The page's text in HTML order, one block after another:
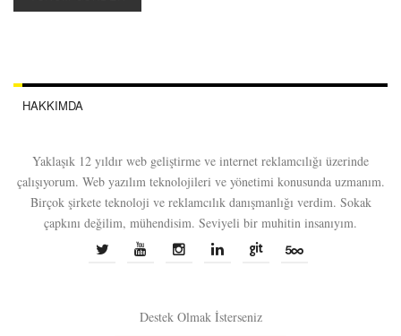
HAKKIMDA
Yaklaşık 12 yıldır web geliştirme ve internet reklamcılığı üzerinde
çalışıyorum. Web yazılım teknolojileri ve yönetimi konusunda uzmanım.
Birçok şirkete teknoloji ve reklamcılık danışmanlığı verdim. Sokak
çapkını değilim, mühendisim. Seviyeli bir muhitin insanıyım.
Destek Olmak İsterseniz